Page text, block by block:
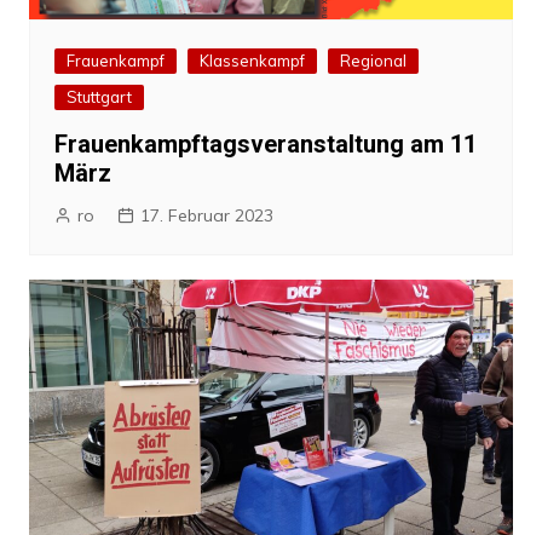
Frauenkampf Klassenkampf
Regional
Stuttgart
Frauenkampftagsveranstaltung am 11
März
ro 17. Februar 2023